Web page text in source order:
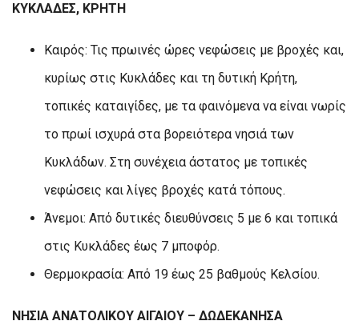
ΚΥΚΛΑΔΕΣ, ΚΡΗΤΗ
Καιρός: Τις πρωινές ώρες νεφώσεις με βροχές και,
κυρίως στις Κυκλάδες και τη δυτική Κρήτη,
τοπικές καταιγίδες, με τα φαινόμενα να είναι νωρίς
το πρωί ισχυρά στα βορειότερα νησιά των
Κυκλάδων. Στη συνέχεια άστατος με τοπικές
νεφώσεις και λίγες βροχές κατά τόπους.
Άνεμοι: Από δυτικές διευθύνσεις 5 με 6 και τοπικά
στις Κυκλάδες έως 7 μποφόρ.
Θερμοκρασία: Από 19 έως 25 βαθμούς Κελσίου.
ΝΗΣΙΑ ΑΝΑΤΟΛΙΚΟΥ ΑΙΓΑΙΟΥ – ΔΩΔΕΚΑΝΗΣΑ